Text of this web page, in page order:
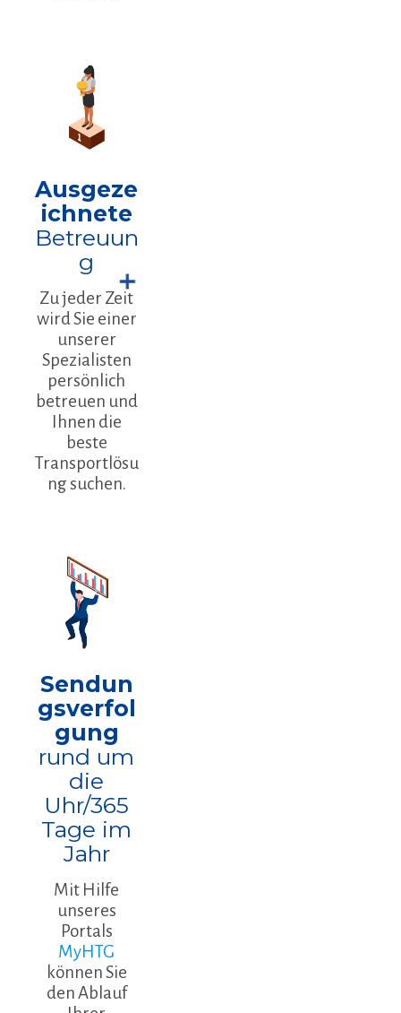
Ausgeze
ichnete
Betreuun
g
Zu jeder Zeit
wird Sie einer
unserer
Spezialisten
persönlich
betreuen und
Ihnen die
beste
Transportlösu
ng suchen.
Sendun
gsverfol
gung
rund um
die
Uhr/365
Tage im
Jahr
Mit Hilfe
unseres
Portals
MyHTG
können Sie
den Ablauf